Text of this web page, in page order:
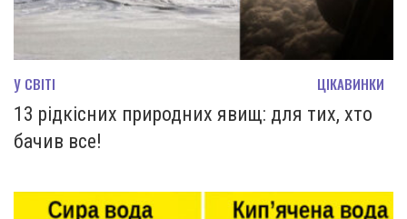
У СВІТІ ЦІКАВИНКИ
13 рідкісних природних явищ: для тих, хто
бачив все!